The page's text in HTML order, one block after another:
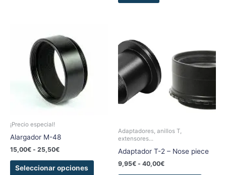
¡Precio especial!
Alargador M-48
15,00€ - 25,50€
de
precios:
desde
15,00€
hasta
25,50€
Seleccionar opciones
producto
variantes.
página
de
Adaptadores, anillos T,
extensores...
Adaptador T-2 – Nose piece
9,95€ - 40,00€
desde
9,95€
40,00€
tiene
se
la
de